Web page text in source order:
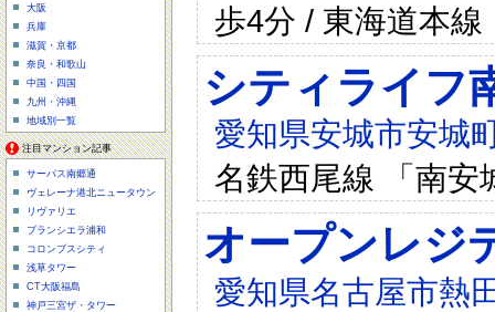
歩4分 / 東海道本
シティライフ
愛知県安城市安城
名鉄西尾線 「南安
オープンレジ
愛知県名古屋市熱
大阪
兵庫
滋賀・京都
奈良・和歌山
中国・四国
九州・沖縄
地域別一覧
注目マンション記事
サーパス南郷通
ヴェレーナ港北ニュータウン
リヴァリエ
ブランシエラ浦和
コロンブスシティ
浅草タワー
CT大阪福島
神戸三宮ザ・タワー